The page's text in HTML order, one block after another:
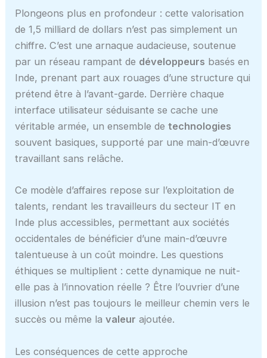
Plongeons plus en profondeur : cette valorisation
de 1,5 milliard de dollars n’est pas simplement un
chiffre. C’est une arnaque audacieuse, soutenue
par un réseau rampant de développeurs basés en
Inde, prenant part aux rouages d’une structure qui
prétend être à l’avant-garde. Derrière chaque
interface utilisateur séduisante se cache une
véritable armée, un ensemble detechnologies
souvent basiques, supporté par une main-d’œuvre
travaillant sans relâche.
Ce modèle d’affaires repose sur l’exploitation de
talents, rendant les travailleurs du secteur IT en
Inde plus accessibles, permettant aux sociétés
occidentales de bénéficier d’une main-d’œuvre
talentueuse à un coût moindre. Les questions
éthiques se multiplient : cette dynamique ne nuit-
elle pas à l’innovation réelle ? Être l’ouvrier d’une
illusion n’est pas toujours le meilleur chemin vers le
succès ou même lavaleur ajoutée.
Les conséquences de cette approche